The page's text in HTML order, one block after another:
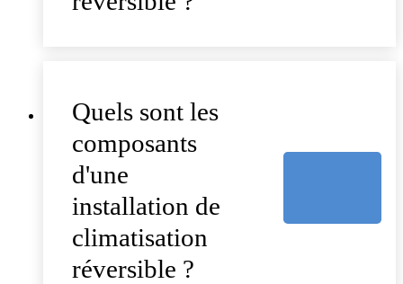
Quels sont les
composants
d'une
installation de
climatisation
réversible ?